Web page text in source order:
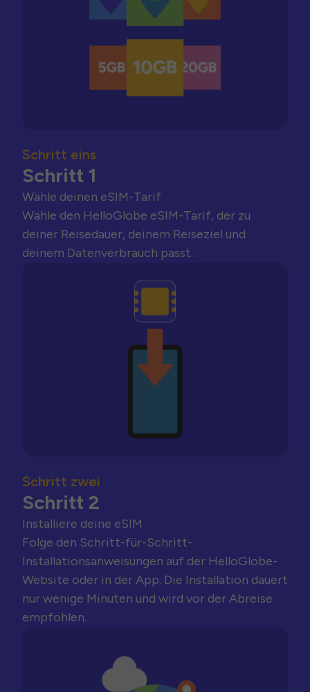
Schritt eins
Schritt 1
Wähle deinen eSIM-Tarif
Wähle den HelloGlobe eSIM-Tarif, der zu
deiner Reisedauer, deinem Reiseziel und
deinem Datenverbrauch passt.
Schritt zwei
Schritt 2
Installiere deine eSIM
Folge den Schritt-für-Schritt-
Installationsanweisungen auf der HelloGlobe-
Website oder in der App. Die Installation dauert
nur wenige Minuten und wird vor der Abreise
empfohlen.